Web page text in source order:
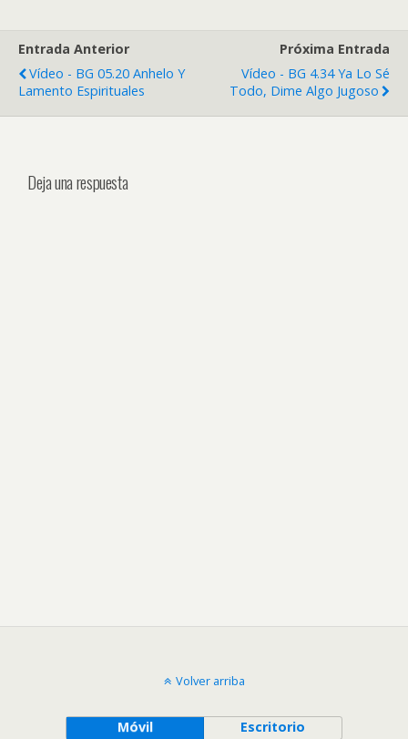
Entrada Anterior
Vídeo - BG 05.20 Anhelo Y
Lamento Espirituales
Próxima Entrada
Vídeo - BG 4.34 Ya Lo Sé
Todo, Dime Algo Jugoso
Deja una respuesta
Volver arriba
Móvil Escritorio